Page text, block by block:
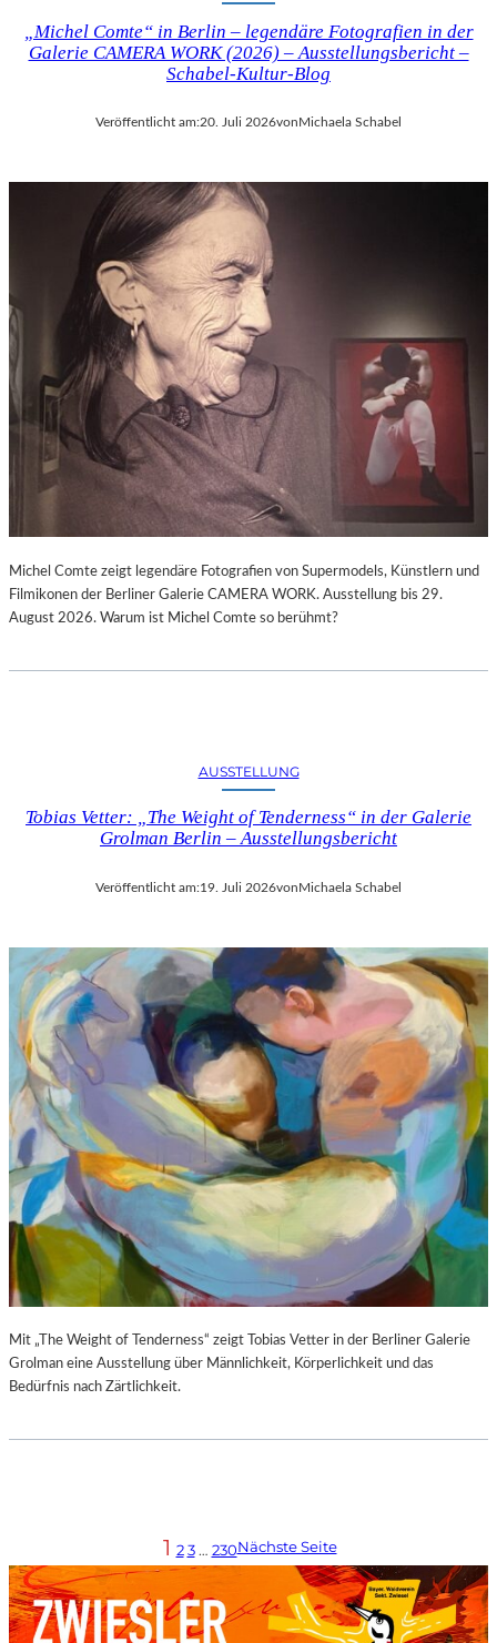
„Michel Comte“ in Berlin – legendäre Fotografien in der
Galerie CAMERA WORK (2026) – Ausstellungsbericht –
Schabel-Kultur-Blog
Veröffentlicht am:20. Juli 2026vonMichaela Schabel
Michel Comte zeigt legendäre Fotografien von Supermodels, Künstlern und
Filmikonen der Berliner Galerie CAMERA WORK. Ausstellung bis 29.
August 2026. Warum ist Michel Comte so berühmt?
AUSSTELLUNG
Tobias Vetter: „The Weight of Tenderness“ in der Galerie
Grolman Berlin – Ausstellungsbericht
Veröffentlicht am:19. Juli 2026vonMichaela Schabel
Mit „The Weight of Tenderness“ zeigt Tobias Vetter in der Berliner Galerie
Grolman eine Ausstellung über Männlichkeit, Körperlichkeit und das
Bedürfnis nach Zärtlichkeit.
1 2 3 … 230Nächste Seite